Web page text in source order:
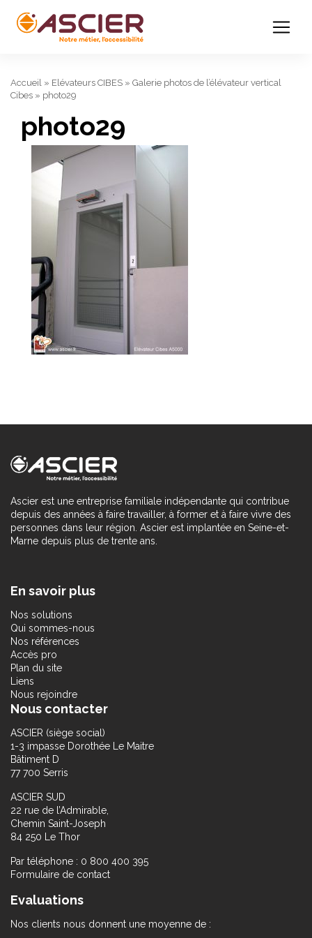
Accueil » Elévateurs CIBES » Galerie photos de l’élévateur vertical
Cibes » photo29
photo29
Ascier est une entreprise familiale indépendante qui contribue
depuis des années à faire travailler, à former et à faire vivre des
personnes dans leur région. Ascier est implantée en Seine-et-
Marne depuis plus de trente ans.
En savoir plus
Nos solutions
Qui sommes-nous
Nos références
Accès pro
Plan du site
Liens
Nous rejoindre
Nous contacter
ASCIER (siège social)
1-3 impasse Dorothée Le Maitre
Bâtiment D
77 700 Serris
ASCIER SUD
22 rue de l’Admirable,
Chemin Saint-Joseph
84 250 Le Thor
Par téléphone : 0 800 400 395
Formulaire de contact
Evaluations
Nos clients nous donnent une moyenne de :